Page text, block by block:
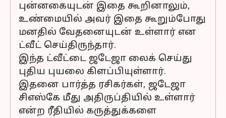
புன்னகையுடன் இதை கூறினாலும்,
உண்மையில் அவர் இதை கூறும்போது
மனதில் வேதனையுடன் உள்ளார் என
ட்வீட் செய்திருந்தார்.
இந்த ட்வீட்டை ஜடேஜா லைக் செய்து
புதிய புயலை கிளப்பியுள்ளார்.
இதனை பார்த்த ரசிகர்கள், ஜடேஜா
சிஎஸ்கே மீது அதிருப்தியில் உள்ளார்
என்ற ரீதியில் கருத்துக்களை